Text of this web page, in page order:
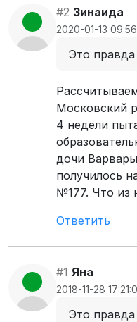
#2 Зинаида
2020-01-13
Это правда
Московский
4 недели
дочи
получилось
№177. Что из
Ответить
#1 Яна
2018-11-28
Это правда